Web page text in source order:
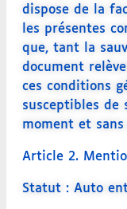
dispose de la
les présentes
que, tant la
document
ces conditions
susceptibles de
moment et sans
Article 2.
Statut : Auto